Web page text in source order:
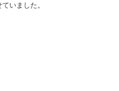
いました。